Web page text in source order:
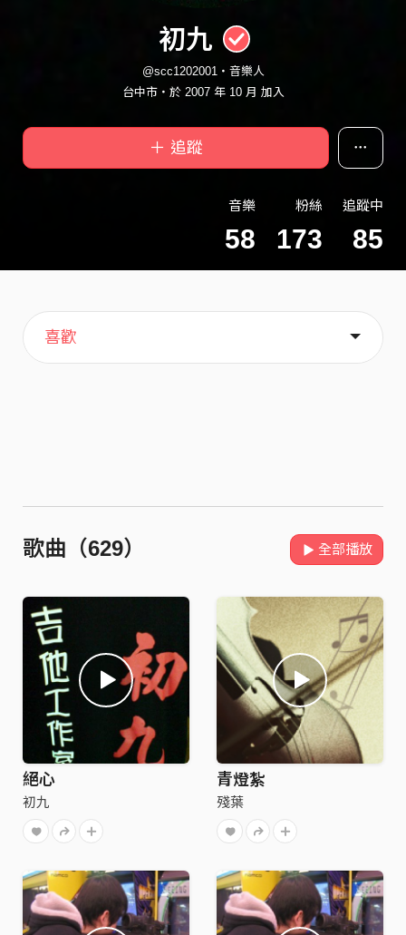
初九
@scc1202001・音樂人
台中市・於 2007 年 10 月 加入
＋ 追蹤
音樂
58
粉絲
173
追蹤中
85
主頁
音樂
喜歡
關於
歌曲（629） 全部播放
絕心
初九
青燈紮
殘葉